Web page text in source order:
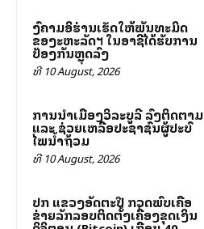
ສົງຄາມອິຮ່ານເຮັດໃຫ້ພັນທະມິດ
ຂອງສະຫະລັດฯ ໃນອາຊີໄດ້ຮັບການ
ປ້ອງກັນຫຼຸດລົງ
ທີ 10 August, 2026
ການນຳເມືອງວິລະບູລີ ລົງຕິດຕາມ
ແລະ ຊ່ວຍເຫລືອປະຊາຊົນຜູ້ປະສົບ
ໄພນ້ຳຖ້ວມ
ທີ 10 August, 2026
ປກສ ແຂວງອັດຕະປື ກວດພົບເຄືອ
ຂ່າຍລັກລອບຕິດຕັ້ງເຄື່ອງຂຸດເງິນ